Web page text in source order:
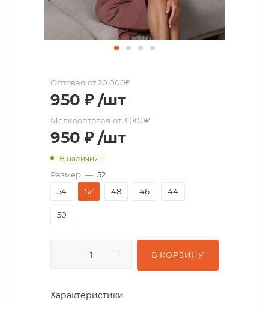
Оптовая от 20 000₽
950 ₽ /шт
Мелкооптовая от 3 000₽
950 ₽ /шт
В наличии: 1
Размер — 52
54
52 48 46 44
50
В КОРЗИНУ
Характеристики